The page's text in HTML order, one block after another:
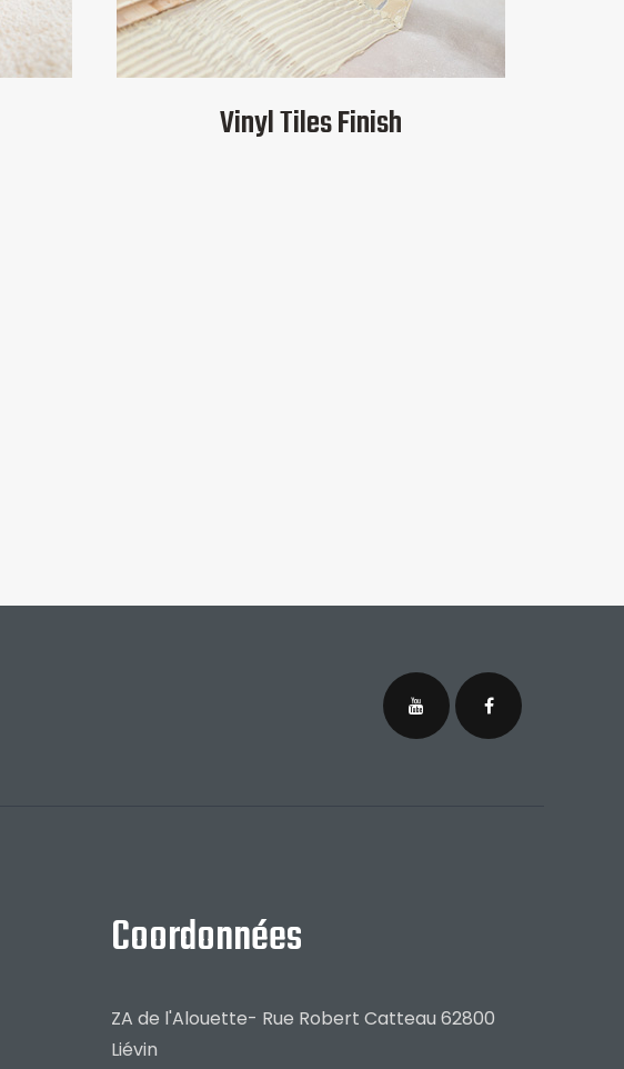
Vinyl Tiles Finish
Coordonnées
ZA de l'Alouette- Rue Robert Catteau 62800
Liévin